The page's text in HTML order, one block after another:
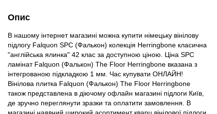
Опис
В нашому інтернет магазині можна купити німецьку вінілову
підлогу Falquon SPC (Фалькон) колекція Herringbone класична
"англійська ялинка" 42 клас за доступною ціною. Ціна SPC
ламінат Falquon (Фалькон) The Floor Herringbone вказана з
інтегрованою підкладкою 1 мм. Час купувати ОНЛАЙН!
Вінілова плитка Falquon (Фалькон) The Floor Herringbone
також представлена в діючому офлайн магазині підлоги Київ,
де зручно переглянути зразки та оплатити замовлення. В
магазині наявний широкий асортимент кварц вінілової підлоги